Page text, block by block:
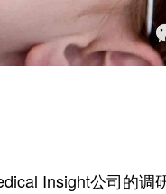
Insight公司的